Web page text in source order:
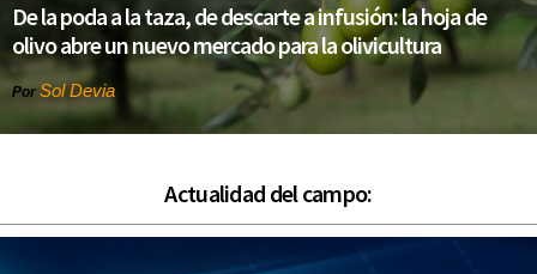
De la poda a la taza, de descarte a infusión: la hoja de
olivo abre un nuevo mercado para la olivicultura
Por Sol Devia
Actualidad del campo: